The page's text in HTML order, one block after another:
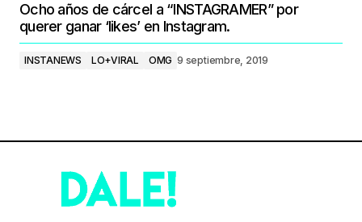
Ocho años de cárcel a “INSTAGRAMER” por
querer ganar ‘likes’ en Instagram.
INSTANEWS LO+VIRAL OMG 9 septiembre, 2019